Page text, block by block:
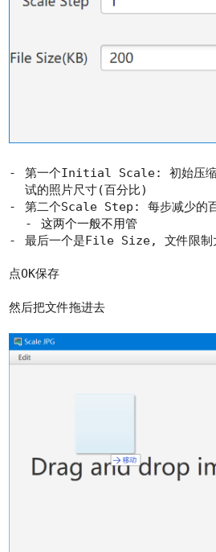
第一个Initial Scale: 初始压缩
试的照片尺寸(百分比)
第二个Scale Step: 每步减少的
这两个一般不用管
最后一个是File Size, 文件限制
点OK保存
然后把文件拖进去